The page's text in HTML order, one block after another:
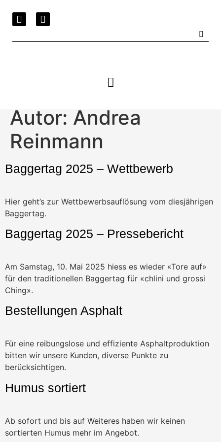
Autor: Andrea
Reinmann
Baggertag 2025 – Wettbewerb
Hier geht’s zur Wettbewerbsauflösung vom diesjährigen
Baggertag.
Baggertag 2025 – Pressebericht
Am Samstag, 10. Mai 2025 hiess es wieder «Tore auf»
für den traditionellen Baggertag für «chlini und grossi
Ching».
Bestellungen Asphalt
Für eine reibungslose und effiziente Asphaltproduktion
bitten wir unsere Kunden, diverse Punkte zu
berücksichtigen.
Humus sortiert
Ab sofort und bis auf Weiteres haben wir keinen
sortierten Humus mehr im Angebot.